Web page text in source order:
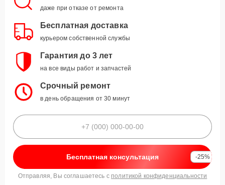
даже при отказе от ремонта
Бесплатная доставка
курьером собственной службы
Гарантия до 3 лет
на все виды работ и запчастей
Срочный ремонт
в день обращения от 30 минут
Бесплатная консультация -25%
Отправляя, Вы соглашаетесь с политикой конфиденциальности